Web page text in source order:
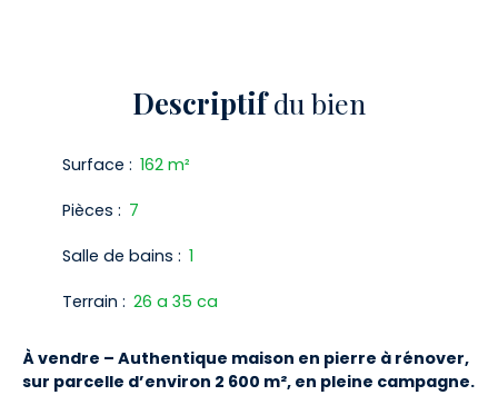
Descriptifdu bien
Surface : 162 m²
Pièces : 7
Salle de bains : 1
Terrain : 26 a 35 ca
À vendre – Authentique maison en pierre à rénover,
sur parcelle d’environ 2 600 m², en pleine campagne.